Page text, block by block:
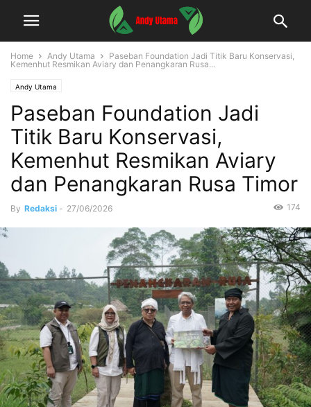
Home Andy Utama
Paseban Foundation Jadi Titik Baru Konservasi,
Kemenhut Resmikan Aviary dan Penangkaran Rusa...
Andy Utama
Paseban Foundation Jadi
Titik Baru Konservasi,
Kemenhut Resmikan Aviary
dan Penangkaran Rusa Timor
By Redaksi - 27/06/2026 174